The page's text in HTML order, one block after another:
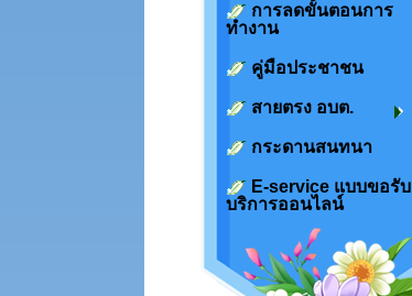
การลดขั้นตอนการ
ทำงาน
คู่มือประชาชน
สายตรง อบต.
กระดานสนทนา
E-service แบบขอรับ
บริการออนไลน์